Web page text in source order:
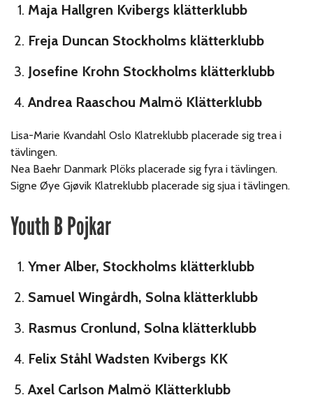
Maja Hallgren Kvibergs klätterklubb
Freja Duncan Stockholms klätterklubb
Josefine Krohn Stockholms klätterklubb
Andrea Raaschou Malmö Klätterklubb
Lisa-Marie Kvandahl Oslo Klatreklubb placerade sig trea i
tävlingen.
Nea Baehr Danmark Plöks placerade sig fyra i tävlingen.
Signe Øye Gjøvik Klatreklubb placerade sig sjua i tävlingen.
Youth B Pojkar
Ymer Alber, Stockholms klätterklubb
Samuel Wingårdh, Solna klätterklubb
Rasmus Cronlund, Solna klätterklubb
Felix Ståhl Wadsten Kvibergs KK
Axel Carlson Malmö Klätterklubb